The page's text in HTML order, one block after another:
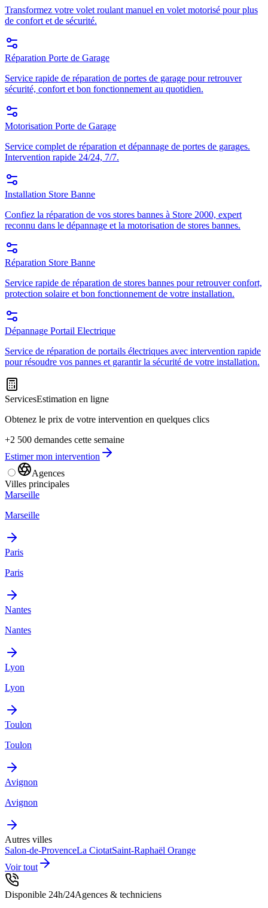
Transformez votre volet roulant manuel en volet motorisé pour plus
de confort et de sécurité.
Réparation Porte de Garage
Service rapide de réparation de portes de garage pour retrouver
sécurité, confort et bon fonctionnement au quotidien.
Motorisation Porte de Garage
Service complet de réparation et dépannage de portes de garages.
Intervention rapide 24/24, 7/7.
Installation Store Banne
Confiez la réparation de vos stores bannes à Store 2000, expert
reconnu dans le dépannage et la motorisation de stores bannes.
Réparation Store Banne
Service rapide de réparation de stores bannes pour retrouver confort,
protection solaire et bon fonctionnement de votre installation.
Dépannage Portail Electrique
Service de réparation de portails électriques avec intervention rapide
pour résoudre vos pannes et garantir la sécurité de votre installation.
ServicesEstimation en ligne
Obtenez le prix de votre intervention en quelques clics
+2 500 demandes cette semaine
Estimer mon intervention
Agences
Villes principales
Marseille
Marseille
Paris
Paris
Nantes
Nantes
Lyon
Lyon
Toulon
Toulon
Avignon
Avignon
Autres villes
Salon-de-ProvenceLa CiotatSaint-Raphaël Orange
Voir tout
Disponible 24h/24Agences & techniciens